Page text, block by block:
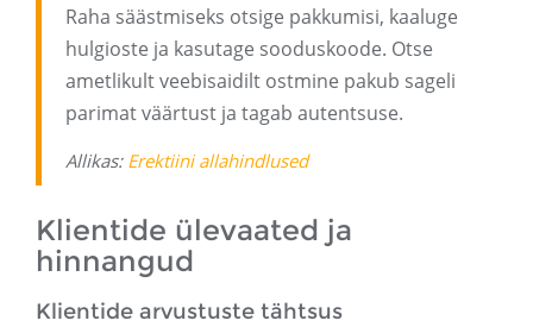
Raha säästmiseks otsige pakkumisi, kaaluge
hulgioste ja kasutage sooduskoode. Otse
ametlikult veebisaidilt ostmine pakub sageli
parimat väärtust ja tagab autentsuse.
Allikas: Erektiini allahindlused
Klientide ülevaated ja
hinnangud
Klientide arvustuste tähtsus